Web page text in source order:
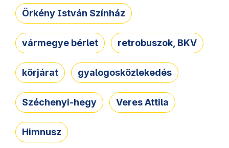
Örkény István Színház
vármegye bérlet retrobuszok, BKV
körjárat gyalogosközlekedés
Széchenyi-hegy Veres Attila
Himnusz